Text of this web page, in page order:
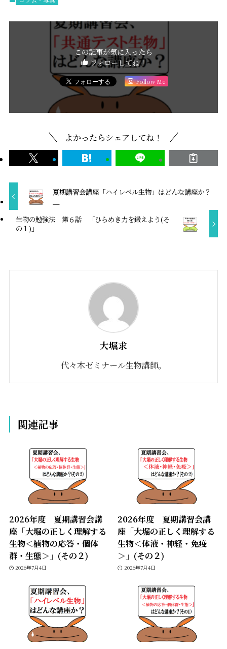
この記事が気に入ったら
フォローしてね！
Follow Me
よかったらシェアしてね！
夏期講習会講座「ハイレベル生物」はどんな講座か？
生物の勉強法 第６話 「ひらめき力を鍛えよう(そ
の１)」
大堀求
代々木ゼミナール生物講師。
関連記事
2026年度 夏期講習会講
座「大堀の正しく理解する
生物＜植物の応答・個体
群・生態＞」(その２)
2026年7月4日
2026年度 夏期講習会講
座「大堀の正しく理解する
生物＜体液・神経・免疫
＞」(その２)
2026年7月4日